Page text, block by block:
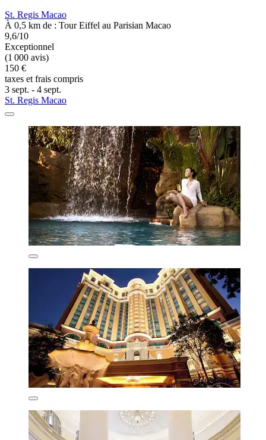
St. Regis Macao
À 0,5 km de : Tour Eiffel au Parisian Macao
9,6/10
Exceptionnel
(1 000 avis)
150 €
taxes et frais compris
3 sept. - 4 sept.
St. Regis Macao